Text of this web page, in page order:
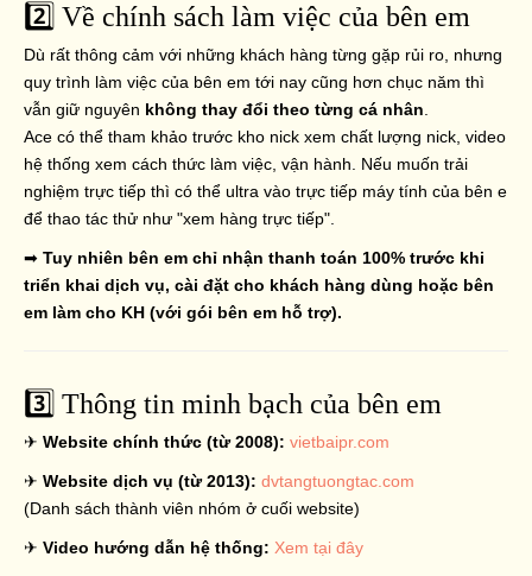
2️⃣ Về chính sách làm việc của bên em
Dù rất thông cảm với những khách hàng từng gặp rủi ro, nhưng
quy trình làm việc của bên em tới nay cũng hơn chục năm thì
vẫn giữ nguyên không thay đổi theo từng cá nhân
Ace có thể tham khảo trước kho nick xem chất lượng nick, video
hệ thống xem cách thức làm việc, vận hành. Nếu muốn trải
nghiệm trực tiếp thì có thể ultra vào trực tiếp máy tính của bên e
để thao tác thử như "xem hàng trực tiếp".
➡ Tuy nhiên bên em chỉ nhận thanh toán 100% trước khi
triển khai dịch vụ, cài đặt cho khách hàng dùng hoặc bên
em làm cho KH (với gói bên em hỗ trợ).
3️⃣ Thông tin minh bạch của bên em
✈ Website chính thức (từ 2008): vietbaipr.com
✈ Website dịch vụ (từ 2013): dvtangtuongtac.com
(Danh sách thành viên nhóm ở cuối website)
✈ Video hướng dẫn hệ thống: Xem tại đây